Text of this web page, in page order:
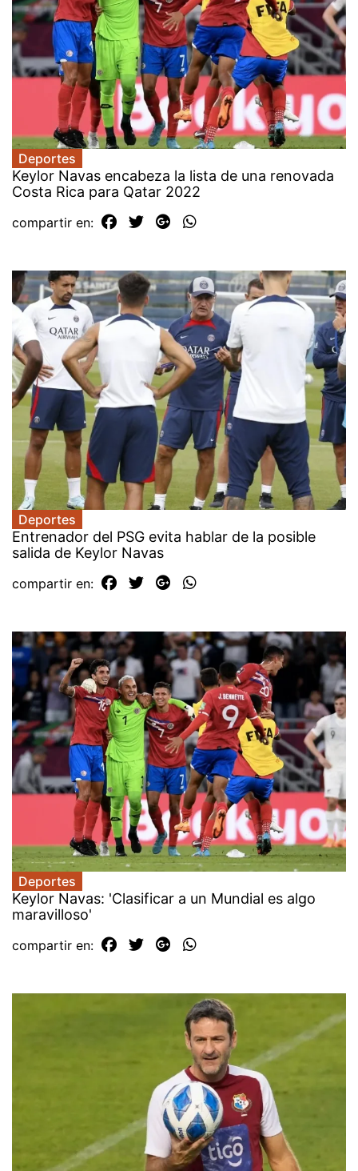
Deportes
Keylor Navas encabeza la lista de una renovada
Costa Rica para Qatar 2022
compartir en:
Deportes
Entrenador del PSG evita hablar de la posible
salida de Keylor Navas
compartir en:
Deportes
Keylor Navas: 'Clasificar a un Mundial es algo
maravilloso'
compartir en: